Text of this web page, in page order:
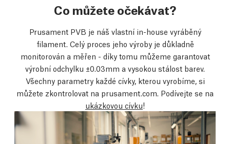
Co můžete očekávat?
Prusament PVB je náš vlastní in-house vyráběný
filament. Celý proces jeho výroby je důkladně
monitorován a měřen - díky tomu můžeme garantovat
výrobní odchylku ±0.03mm a vysokou stálost barev.
Všechny parametry každé cívky, kterou vyrobíme, si
můžete zkontrolovat na prusament.com. Podívejte se na
ukázkovou cívku!